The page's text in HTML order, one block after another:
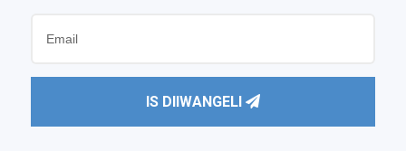
IS DIIWANGELI